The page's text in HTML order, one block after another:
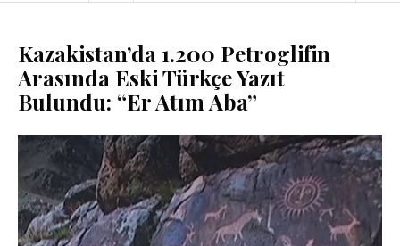
Kazakistan’da 1.200 Petroglifin
Arasında Eski Türkçe Yazıt
Bulundu: “Er Atım Aba”